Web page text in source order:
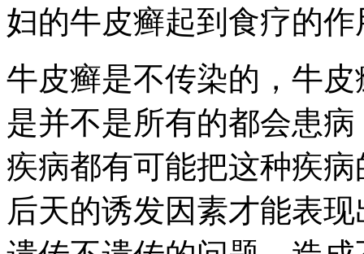
妇的牛皮癣起到食疗的作
牛皮癣是不传染的，牛
是并不是所有的都会患
疾病都有可能把这种疾
后天的诱发因素才能表